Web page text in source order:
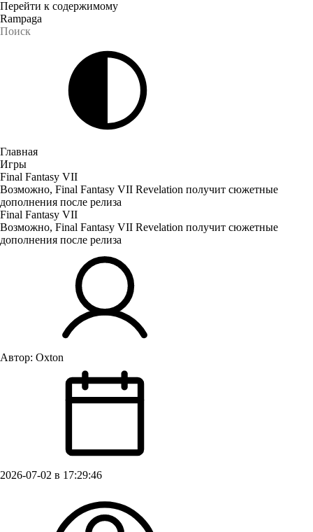
Перейти к содержимому
Rampaga
Главная
Игры
Final Fantasy VII
Возможно, Final Fantasy VII Revelation получит сюжетные
дополнения после релиза
Final Fantasy VII
Возможно, Final Fantasy VII Revelation получит сюжетные
дополнения после релиза
Автор: Oxton
2026-07-02 в 17:29:46